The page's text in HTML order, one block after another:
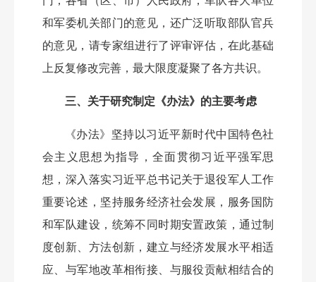
和军委机关部门的意见，还广泛听取部队官兵
的意见，请专家组进行了评审评估，在此基础
上反复修改完善，最大限度凝聚了各方共识。
三、关于研究制定《办法》的主要考虑
《办法》坚持以习近平新时代中国特色社
会主义思想为指导，全面贯彻习近平强军思
想，深入落实习近平总书记关于退役军人工作
重要论述，坚持服务经济社会发展，服务国防
和军队建设，统筹不同时期安置政策，通过制
度创新、方法创新，建立与经济发展水平相适
应、与军地改革相衔接、与服役贡献相结合的